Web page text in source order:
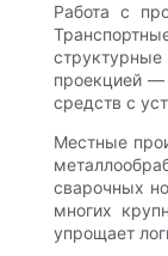
Работа с
проекцией —
средств с
Местные
сварочных
многих
упрощает